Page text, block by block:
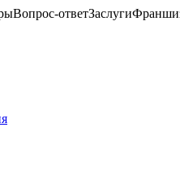
Вопрос-ответЗаслуги